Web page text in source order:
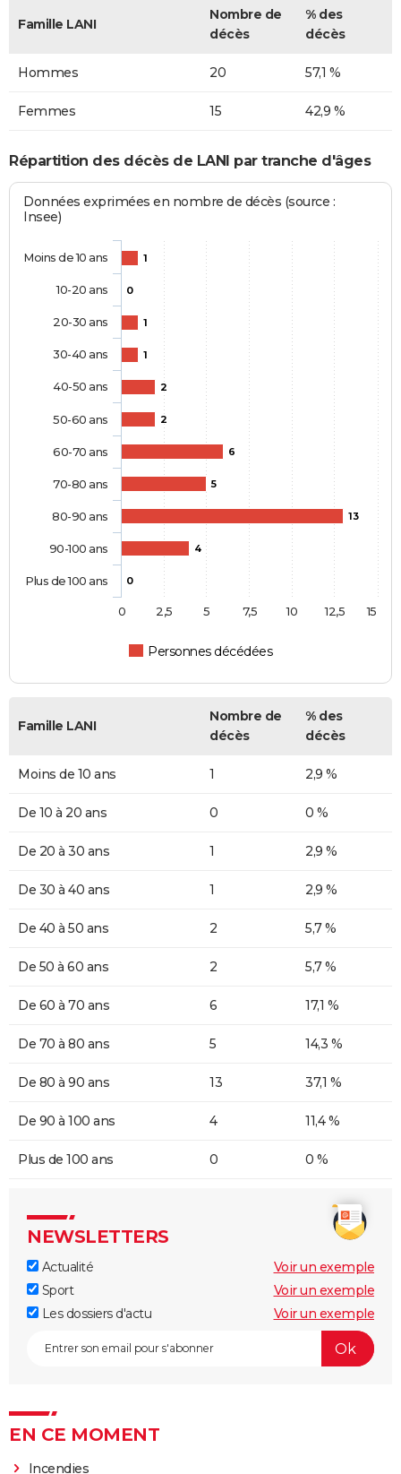
Famille LANI
Nombre de
décès
% des
décès
Hommes 20 57,1 %
Femmes 15 42,9 %
Répartition des décès de LANI par tranche d'âges
Données exprimées en nombre de décès (source :
Insee)
1
0
1
1
2
2
6
5
13
4
0
Personnes décédées
Moins de 10 ans
10-20 ans
20-30 ans
30-40 ans
40-50 ans
50-60 ans
60-70 ans
70-80 ans
80-90 ans
90-100 ans
Plus de 100 ans
0 2,5 5 7,5 10 12,5 15
Famille LANI
Nombre de
décès
% des
décès
Moins de 10 ans 1 2,9 %
De 10 à 20 ans 0 0 %
De 20 à 30 ans 1 2,9 %
De 30 à 40 ans 1 2,9 %
De 40 à 50 ans 2 5,7 %
De 50 à 60 ans 2 5,7 %
De 60 à 70 ans 6 17,1 %
De 70 à 80 ans 5 14,3 %
De 80 à 90 ans 13 37,1 %
De 90 à 100 ans 4 11,4 %
Plus de 100 ans 0 0 %
NEWSLETTERS
Actualité
Voir un exemple
Sport
Voir un exemple
Les dossiers d'actu
Voir un exemple
EN CE MOMENT
Incendies